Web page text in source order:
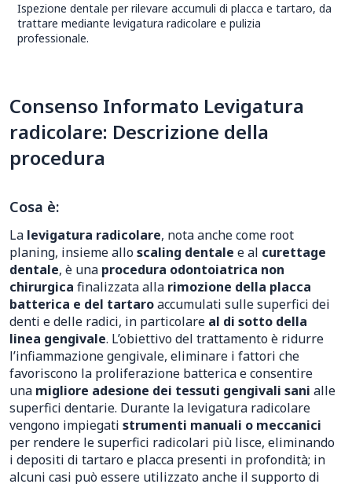
Ispezione dentale per rilevare accumuli di placca e tartaro, da
trattare mediante levigatura radicolare e pulizia
professionale.
Consenso Informato Levigatura
radicolare: Descrizione della
procedura
Cosa è:
La levigatura radicolare, nota anche come root
planing, insieme alloscaling dentale e al curettage
dentale, è una procedura odontoiatrica non
chirurgica finalizzata alla rimozione della placca
batterica e del tartaroaccumulati sulle superfici dei
denti e delle radici, in particolare al di sotto della
linea gengivale. L’obiettivo del trattamento è ridurre
l’infiammazione gengivale, eliminare i fattori che
favoriscono la proliferazione batterica e consentire
una migliore adesione dei tessuti gengivali sani alle
superfici dentarie. Durante la levigatura radicolare
vengono impiegati strumenti manuali o meccanici
per rendere le superfici radicolari più lisce, eliminando
i depositi di tartaro e placca presenti in profondità; in
alcuni casi può essere utilizzato anche il supporto di